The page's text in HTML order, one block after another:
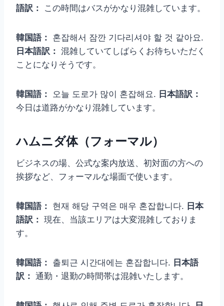
語訳：
この時間はバスがかなり混雑しています。
韓国語： 혼잡해서 잠깐 기다리셔야 할 것 같아요.
日本語訳： 混雑していてしばらくお待ちいただく
ことになりそうです。
韓国語： 오늘 도로가 많이 혼잡해요. 日本語訳：
今日は道路がかなり混雑しています。
ハムニダ体（フォーマル）
ビジネスの場、公式な案内放送、初対面の方への
挨拶など、フォーマルな場面で使います。
韓国語： 현재 해당 구역은 매우 혼잡합니다. 日本
語訳： 現在、当該エリアは大変混雑しておりま
す。
韓国語： 출퇴근 시간대에는 혼잡합니다. 日本語
訳： 通勤・退勤の時間帯は混雑いたします。